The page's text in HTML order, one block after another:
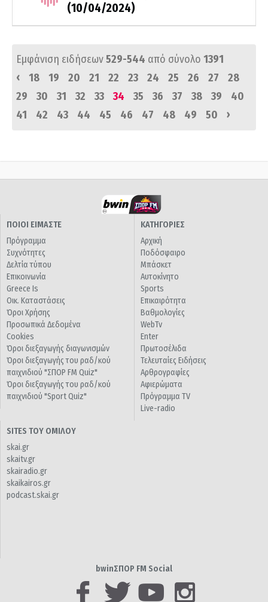
(10/04/2024)
Εμφάνιση ειδήσεων529-544 από σύνολο 1391
‹
18 19 20 21 22 23 24 25 26 27
28
29
30 31 32 33 34 35 36 37 38 39
40
41
42 43 44 45 46 47 48 49 50 ›
ΠΟΙΟΙ ΕΙΜΑΣΤΕ
Πρόγραμμα
Συχνότητες
Δελτία τύπου
Επικοινωνία
Greece Is
Οικ. Καταστάσεις
Όροι Χρήσης
Προσωπικά Δεδομένα
Cookies
Όροι διεξαγωγής διαγωνισμών
Όροι διεξαγωγής του ραδ/κού
παιχνιδιού "ΣΠΟΡ FM Quiz"
Όροι διεξαγωγής του ραδ/κού
παιχνιδιού "Sport Quiz"
ΚΑΤΗΓΟΡΙΕΣ
Αρχική
Ποδόσφαιρο
Μπάσκετ
Αυτοκίνητο
Sports
Επικαιρότητα
Βαθμολογίες
WebTv
Enter
Πρωτοσέλιδα
Τελευταίες Ειδήσεις
Αρθρογραφίες
Αφιερώματα
Πρόγραμμα TV
Live-radio
SITES ΤΟΥ ΟΜΙΛΟΥ
skai.gr
skaitv.gr
skairadio.gr
skaikairos.gr
podcast.skai.gr
bwinΣΠΟΡ FM Social